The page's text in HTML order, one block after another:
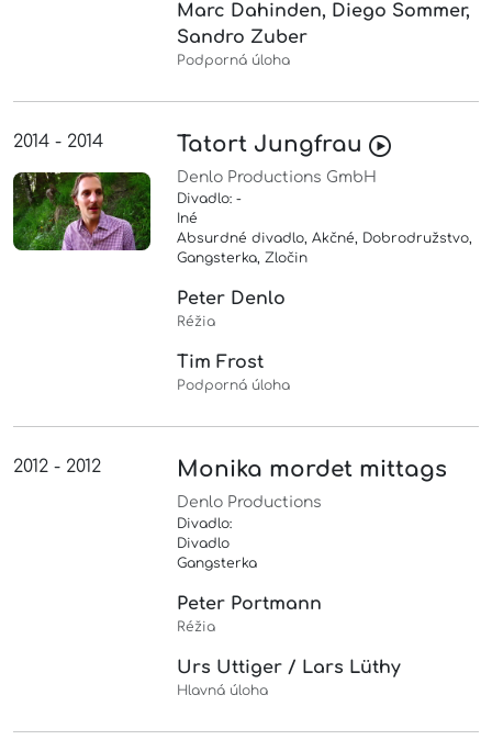
Marc Dahinden, Diego Sommer,
Sandro Zuber
Podporná úloha
2014 - 2014 Tatort Jungfrau
Denlo Productions GmbH
Divadlo: -
Iné
Absurdné divadlo, Akčné, Dobrodružstvo,
Gangsterka, Zločin
Peter Denlo
Réžia
Tim Frost
Podporná úloha
2012 - 2012 Monika mordet mittags
Denlo Productions
Divadlo:
Divadlo
Gangsterka
Peter Portmann
Réžia
Urs Uttiger / Lars Lüthy
Hlavná úloha